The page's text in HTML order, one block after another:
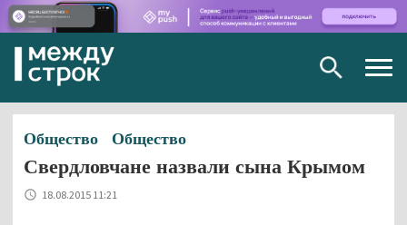
Общество Общество
Свердловчане назвали сына Крымом
18.08.2015 11:21